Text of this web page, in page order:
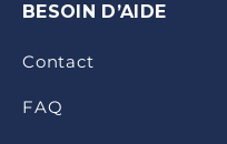
BESOIN D’AIDE
Contact
FAQ